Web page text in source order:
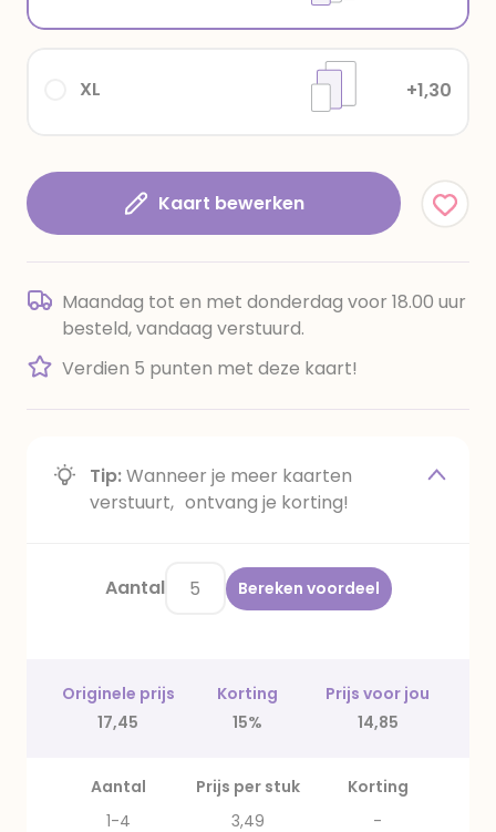
XL +1,30
Kaart bewerken
Maandag tot en met donderdag voor 18.00 uur
besteld, vandaag verstuurd.
Verdien 5 punten met deze kaart!
Tip:Wanneer je meer kaarten
verstuurt, ontvang je korting!
Aantal Bereken voordeel
Originele prijs Korting
Prijs voor jou
17,45
15% 14,85
Aantal Prijs per stuk
Korting
1-4
3,49
-